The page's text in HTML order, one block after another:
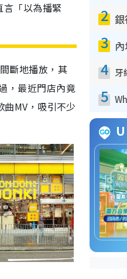
「以為播緊
斷地播放，其
，最近門店內竟
MV，吸引不少
2
3
4
5